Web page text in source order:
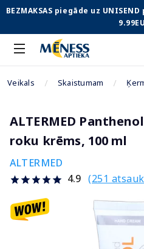
BEZMAKSAS piegāde uz
Veikals Skaistumam
ALTERMED
roku krēms, 100 ml
ALTERMED
4.9 (251